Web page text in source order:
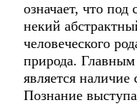
означает, что под
некий
человеческого
природа. Главным
является
Познание